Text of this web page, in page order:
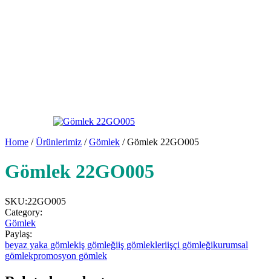
Home /Ürünlerimiz /Gömlek / Gömlek 22GO005
Gömlek 22GO005
SKU:22GO005
Category:
Gömlek
Paylaş:
beyaz yaka gömlekiş gömleğiiş gömlekleriişçi gömleğikurumsal
gömlekpromosyon gömlek